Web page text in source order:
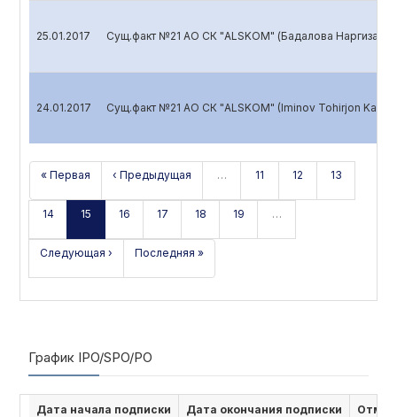
25.01.2017 Сущ.факт №21 АО СК "ALSKOM" (Бадалова Наргиза
24.01.2017 Сущ.факт №21 АО СК "ALSKOM" (Iminov Tohirjon
« Первая ‹ Предыдущая … 11 12 13
14 15 16 17 18 19 …
Следующая › Последняя »
График IPO/SPO/PO
Дата начала подписки Дата окончания подписки